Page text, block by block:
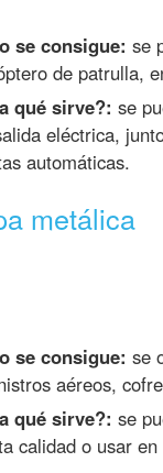
se consigue: se
de patrulla,
qué sirve?: se
eléctrica,
automáticas.
metálica
se consigue: se
aéreos,
qué sirve?: se
calidad o usar